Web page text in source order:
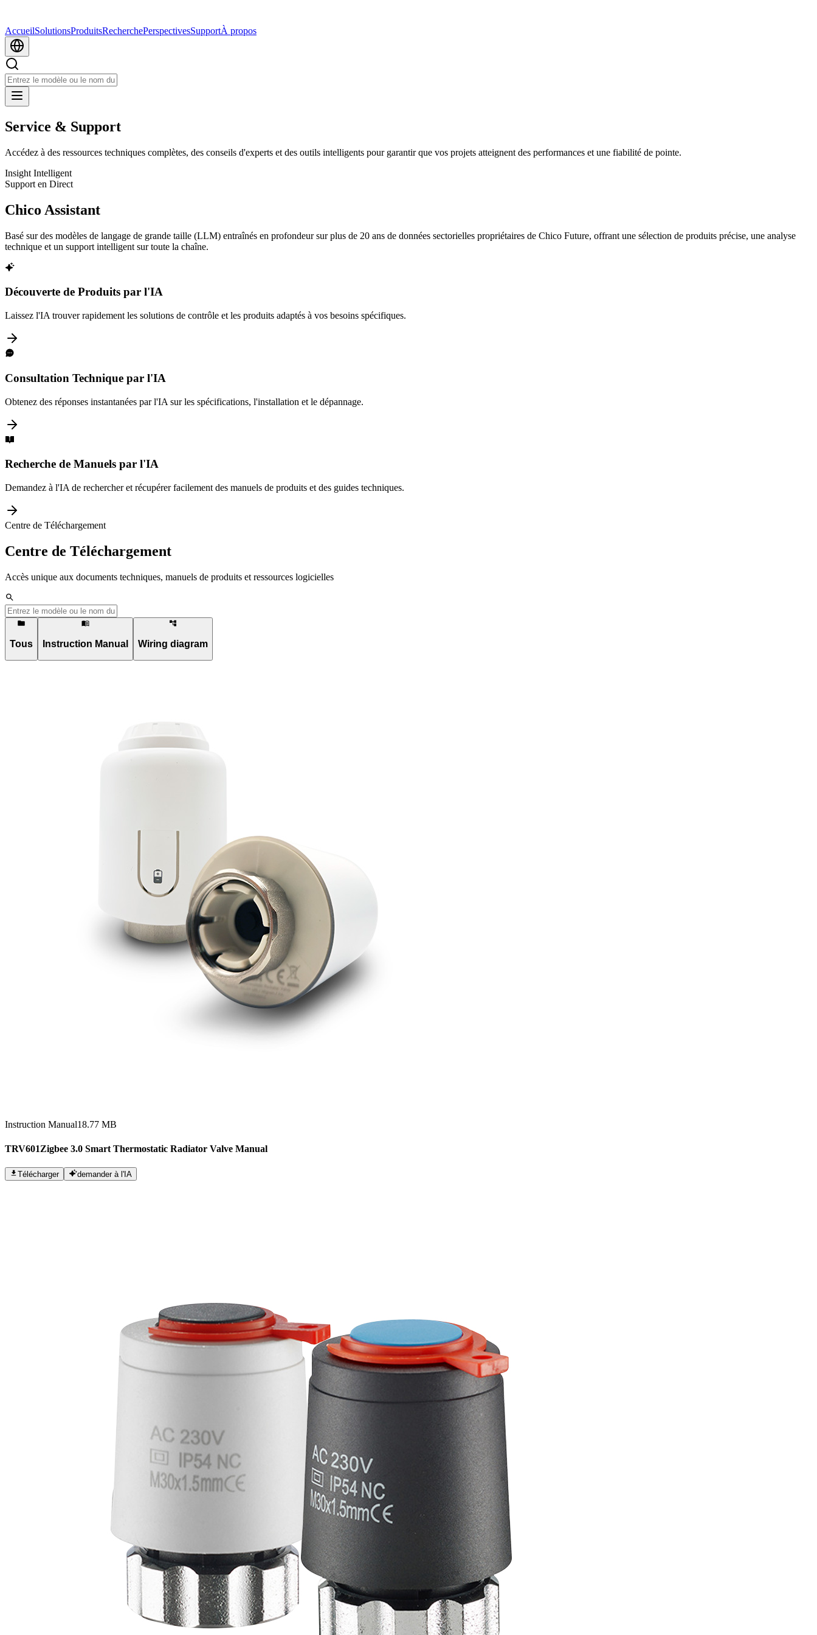
AccueilSolutionsProduitsRecherchePerspectivesSupportÀ propos
Service & Support
Accédez à des ressources techniques complètes, des conseils d'experts et des outils intelligents pour garantir que vos projets atteignent des performances et une fiabilité de pointe.
Insight Intelligent
Support en Direct
Chico Assistant
Basé sur des modèles de langage de grande taille (LLM) entraînés en profondeur sur plus de 20 ans de données sectorielles propriétaires de Chico Future, offrant une sélection de produits précise, une analyse
technique et un support intelligent sur toute la chaîne.
Découverte de Produits par l'IA
Laissez l'IA trouver rapidement les solutions de contrôle et les produits adaptés à vos besoins spécifiques.
Consultation Technique par l'IA
Obtenez des réponses instantanées par l'IA sur les spécifications, l'installation et le dépannage.
Recherche de Manuels par l'IA
Demandez à l'IA de rechercher et récupérer facilement des manuels de produits et des guides techniques.
Centre de Téléchargement
Centre de Téléchargement
Accès unique aux documents techniques, manuels de produits et ressources logicielles
Tous Instruction Manual Wiring diagram
Instruction Manual18.77 MB
TRV601Zigbee 3.0 Smart Thermostatic Radiator Valve Manual
Télécharger demander à l'IA